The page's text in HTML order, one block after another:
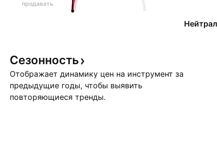
продавать
Сезонность
Отображает динамику цен на инструмент за
предыдущие годы, чтобы выявить
повторяющиеся тренды.